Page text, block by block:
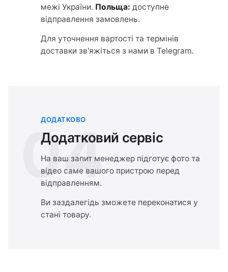
межі України. Польща: доступне
відправлення замовлень.
Для уточнення вартості та термінів
доставки зв'яжіться з нами в Telegram.
04
ДОДАТКОВО
Додатковий сервіс
На ваш запит менеджер підготує фото та
відео саме вашого пристрою перед
відправленням.
Ви заздалегідь зможете переконатися у
стані товару.